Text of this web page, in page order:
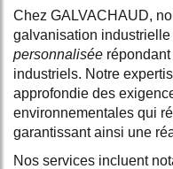
Chez GALVACHAUD,
galvanisation
personnalisée
industriels. Notre
approfondie des
environnementales qui
garantissant ainsi une
Nos services incluent